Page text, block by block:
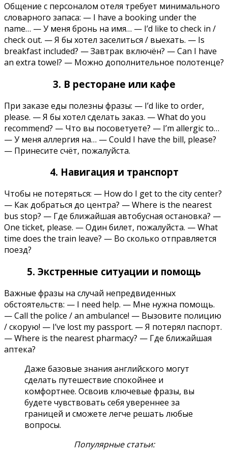
Общение с персоналом отеля требует минимального
словарного запаса: — I have a booking under the
name… — У меня бронь на имя… — I’d like to check in /
check out. — Я бы хотел заселиться / выехать. — Is
breakfast included? — Завтрак включён? — Can I have
an extra towel? — Можно дополнительное полотенце?
3. В ресторане или кафе
При заказе еды полезны фразы: — I’d like to order,
please. — Я бы хотел сделать заказ. — What do you
recommend? — Что вы посоветуете? — I’m allergic to…
— У меня аллергия на… — Could I have the bill, please?
— Принесите счёт, пожалуйста.
4. Навигация и транспорт
Чтобы не потеряться: — How do I get to the city center?
— Как добраться до центра? — Where is the nearest
bus stop? — Где ближайшая автобусная остановка? —
One ticket, please. — Один билет, пожалуйста. — What
time does the train leave? — Во сколько отправляется
поезд?
5. Экстренные ситуации и помощь
Важные фразы на случай непредвиденных
обстоятельств: — I need help. — Мне нужна помощь.
— Call the police / an ambulance! — Вызовите полицию
/ скорую! — I’ve lost my passport. — Я потерял паспорт.
— Where is the nearest pharmacy? — Где ближайшая
аптека?
Даже базовые знания английского могут
сделать путешествие спокойнее и
комфортнее. Освоив ключевые фразы, вы
будете чувствовать себя увереннее за
границей и сможете легче решать любые
вопросы.
Популярные статьи: